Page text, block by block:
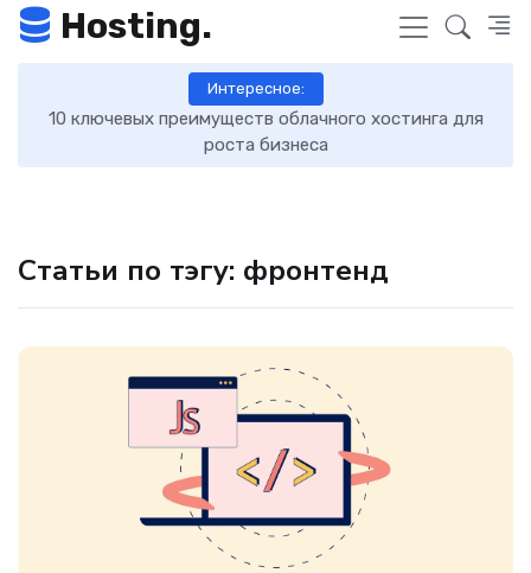
Hosting.
Интересное:
10 ключевых преимуществ облачного хостинга для
роста бизнеса
Статьи по тэгу: фронтенд